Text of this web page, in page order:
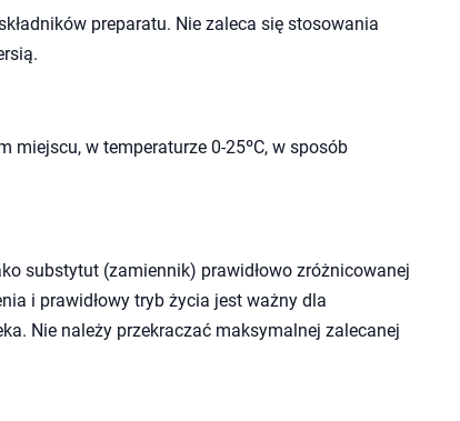
preparatu. Nie zaleca się stosowania
miejscu, w temperaturze 0-25ºC, w sposób
substytut (zamiennik) prawidłowo zróżnicowanej
i prawidłowy tryb życia jest ważny dla
Nie należy przekraczać maksymalnej zalecanej